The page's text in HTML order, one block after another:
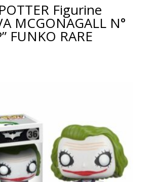
Figurine
MCGONAGALL N°
FUNKO RARE